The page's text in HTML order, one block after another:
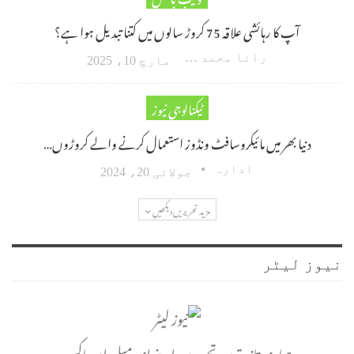
آپ کا رہائشی علاقہ 75 کروڑ سالوں میں کتنا تبدیل ہوا ہے؟
رانا محمد امین اکبر مارچ 10، 2025
ٹیکنالوجی نیوز
دنیا بھر میں مائیکروسافٹ ونڈوز استعمال کرنے والے کروڑوں…
ادارہ جولائی 20، 2024
مزید تحریریں دیکھیں
نیوز لیٹر